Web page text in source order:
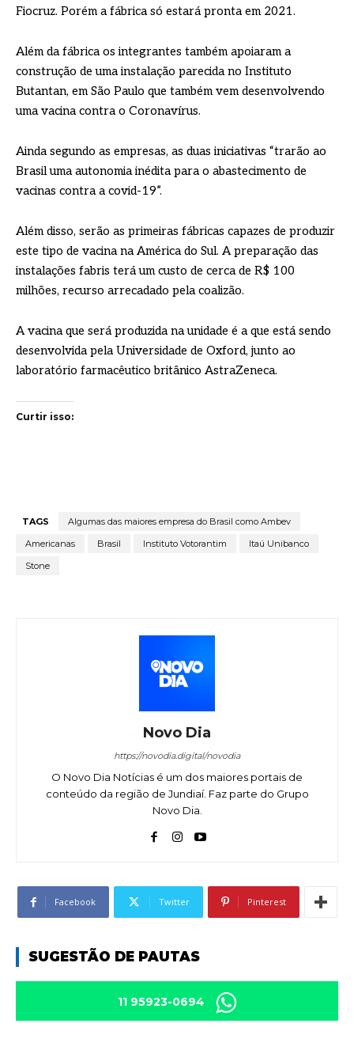
Fiocruz. Porém a fábrica só estará pronta em 2021.
Além da fábrica os integrantes também apoiaram a
construção de uma instalação parecida no Instituto
Butantan, em São Paulo que também vem desenvolvendo
uma vacina contra o Coronavírus.
Ainda segundo as empresas, as duas iniciativas “trarão ao
Brasil uma autonomia inédita para o abastecimento de
vacinas contra a covid-19”.
Além disso, serão as primeiras fábricas capazes de produzir
este tipo de vacina na América do Sul. A preparação das
instalações fabris terá um custo de cerca de R$ 100
milhões, recurso arrecadado pela coalizão.
A vacina que será produzida na unidade é a que está sendo
desenvolvida pela Universidade de Oxford, junto ao
laboratório farmacêutico britânico AstraZeneca.
Curtir isso:
TAGS
Algumas das maiores empresa do Brasil como Ambev
Americanas
Brasil Instituto Votorantim
Itaú Unibanco
Stone
Novo Dia
https://novodia.digital/novodia
O Novo Dia Notícias é um dos maiores portais de
conteúdo da região de Jundiaí. Faz parte do Grupo
Novo Dia.
Facebook Twitter Pinterest
SUGESTÃO DE PAUTAS
11 95923-0694